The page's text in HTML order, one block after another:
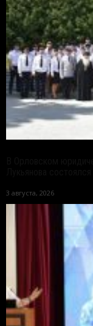
3 августа, 2026